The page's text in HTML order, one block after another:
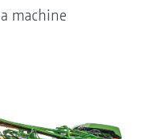
machine